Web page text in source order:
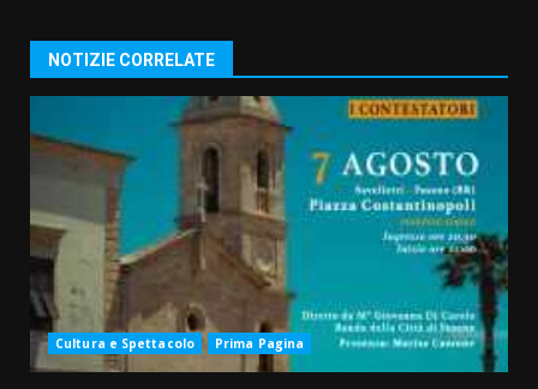
NOTIZIE CORRELATE
Cultura e Spettacolo Prima Pagina